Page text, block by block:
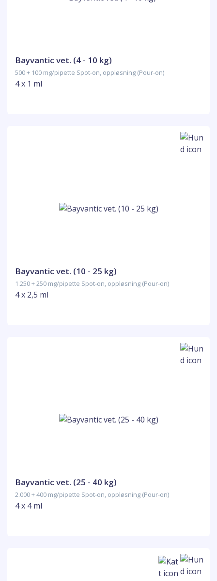
Bayvantic vet. (4 - 10 kg)
500 + 100 mg/pipette Spot-on, oppløsning (Pour-on)
4 x 1 ml
Bayvantic vet. (10 - 25 kg)
1.250 + 250 mg/pipette Spot-on, oppløsning (Pour-on)
4 x 2,5 ml
Bayvantic vet. (25 - 40 kg)
2.000 + 400 mg/pipette Spot-on, oppløsning (Pour-on)
4 x 4 ml